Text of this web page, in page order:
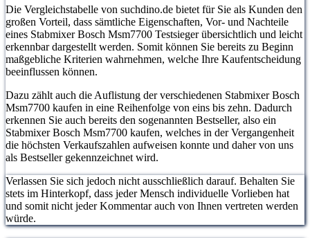
Die Vergleichstabelle von suchdino.de bietet für Sie als Kunden den
großen Vorteil, dass sämtliche Eigenschaften, Vor- und Nachteile
eines Stabmixer Bosch Msm7700 Testsieger übersichtlich und leicht
erkennbar dargestellt werden. Somit können Sie bereits zu Beginn
maßgebliche Kriterien wahrnehmen, welche Ihre Kaufentscheidung
beeinflussen können.
Dazu zählt auch die Auflistung der verschiedenen Stabmixer Bosch
Msm7700 kaufen in eine Reihenfolge von eins bis zehn. Dadurch
erkennen Sie auch bereits den sogenannten Bestseller, also ein
Stabmixer Bosch Msm7700 kaufen, welches in der Vergangenheit
die höchsten Verkaufszahlen aufweisen konnte und daher von uns
als Bestseller gekennzeichnet wird.
Verlassen Sie sich jedoch nicht ausschließlich darauf. Behalten Sie
stets im Hinterkopf, dass jeder Mensch individuelle Vorlieben hat
und somit nicht jeder Kommentar auch von Ihnen vertreten werden
würde.